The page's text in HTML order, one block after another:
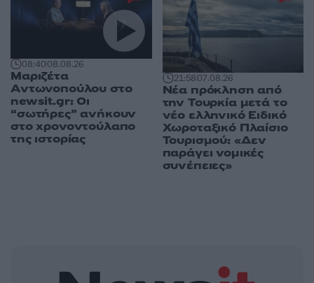
08:4008.08.26
Μαριζέτα
Αντωνοπούλου στο
newsit.gr: Οι
“σωτήρες” ανήκουν
στο χρονοντούλαπο
της ιστορίας
21:5807.08.26
Νέα πρόκληση από
την Τουρκία μετά το
νέο ελληνικό Ειδικό
Χωροταξικό Πλαίσιο
Τουρισμού: «Δεν
παράγει νομικές
συνέπειες»